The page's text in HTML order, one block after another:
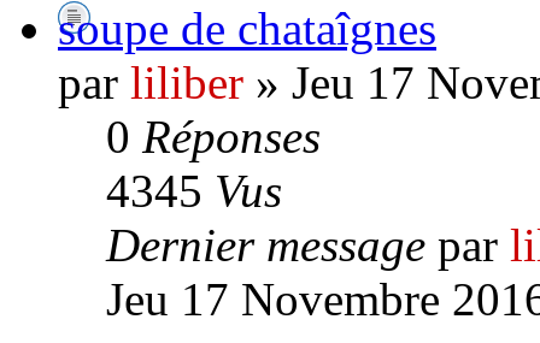
soupe de chataîgnes
par liliber » Jeu 17
0 Réponses
4345 Vus
Dernier message par
Jeu 17 Novembre